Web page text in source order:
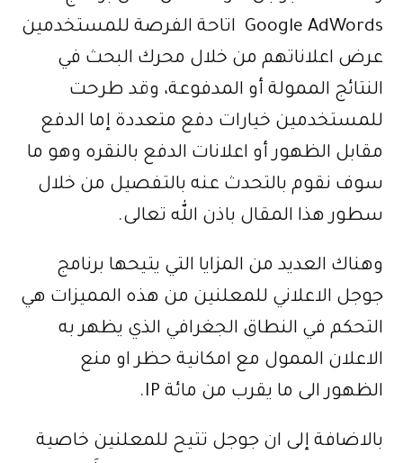
Google AdWords اتاحة الفرصة للمستخدمين
عرض اعلاناتهم من خلال محرك البحث في
النتائج الممولة أو المدفوعة، وقد طرحت
للمستخدمين خيارات دفع متعددة إما الدفع
مقابل الظهور أو اعلانات الدفع بالنقره وهو ما
سوف نقوم بالتحدث عنه بالتفصيل من خلال
سطور هذا المقال باذن الله تعالى.
وهناك العديد من المزايا التي يتيحها برنامج
جوجل الاعلاني للمعلنين من هذه المميزات هي
التحكم في النطاق الجغرافي الذي يظهر به
الاعلان الممول مع امكانية حظر او منع
الظهور الى ما يقرب من مائة IP.
بالاضافة إلى ان جوجل تتيح للمعلنين خاصية